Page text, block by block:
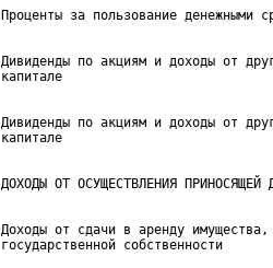
Дивиденды по акциям и доходы от
Дивиденды по акциям и доходы от
Доходы от сдачи в аренду имущества,